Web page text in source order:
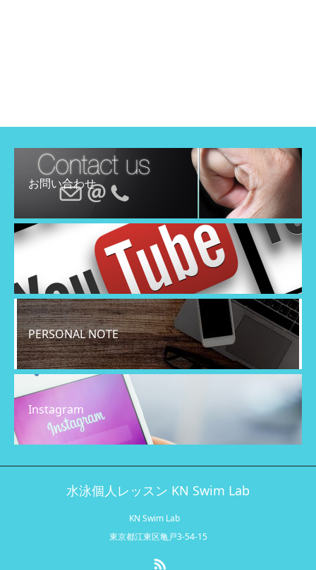
お問い合わせ
PERSONAL NOTE
Instagram
水泳個人レッスン KN Swim Lab
KN Swim Lab
東京都江東区亀戸3-54-15